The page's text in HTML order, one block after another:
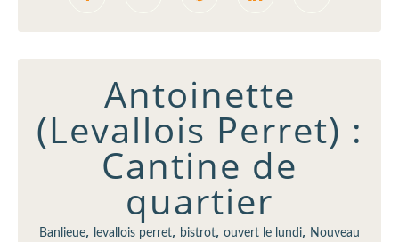
Antoinette
(Levallois Perret) :
Cantine de
quartier
Banlieue, levallois perret, bistrot, ouvert le lundi, Nouveau